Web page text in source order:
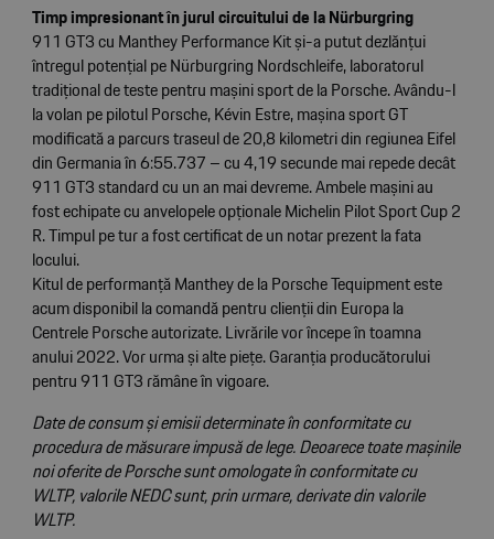
Timp impresionant în jurul circuitului de la Nürburgring
911 GT3 cu Manthey Performance Kit și-a putut dezlănțui
întregul potențial pe Nürburgring Nordschleife, laboratorul
tradițional de teste pentru mașini sport de la Porsche. Avându-l
la volan pe pilotul Porsche, Kévin Estre, mașina sport GT
modificată a parcurs traseul de 20,8 kilometri din regiunea Eifel
din Germania în 6:55.737 – cu 4,19 secunde mai repede decât
911 GT3 standard cu un an mai devreme. Ambele mașini au
fost echipate cu anvelopele opționale Michelin Pilot Sport Cup 2
R. Timpul pe tur a fost certificat de un notar prezent la fata
locului.
Kitul de performanță Manthey de la Porsche Tequipment este
acum disponibil la comandă pentru clienții din Europa la
Centrele Porsche autorizate. Livrările vor începe în toamna
anului 2022. Vor urma și alte piețe. Garanția producătorului
pentru 911 GT3 rămâne în vigoare.
Date de consum și emisii determinate în conformitate cu
procedura de măsurare impusă de lege. Deoarece toate mașinile
noi oferite de Porsche sunt omologate în conformitate cu
WLTP, valorile NEDC sunt, prin urmare, derivate din valorile
WLTP.